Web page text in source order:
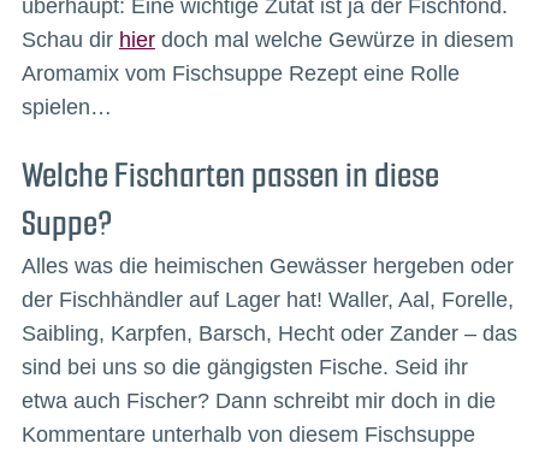
überhaupt: Eine wichtige Zutat ist ja der Fischfond.
Schau dir hierdoch mal welche Gewürze in diesem
Aromamix vom Fischsuppe Rezept eine Rolle
spielen…
Welche Fischarten passen in diese
Suppe?
Alles was die heimischen Gewässer hergeben oder
der Fischhändler auf Lager hat! Waller, Aal, Forelle,
Saibling, Karpfen, Barsch, Hecht oder Zander – das
sind bei uns so die gängigsten Fische. Seid ihr
etwa auch Fischer? Dann schreibt mir doch in die
Kommentare unterhalb von diesem Fischsuppe